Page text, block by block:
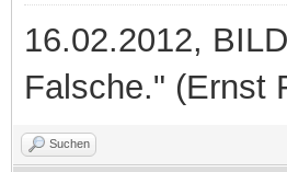
16.02.2012,
Falsche." (Ernst
Suchen